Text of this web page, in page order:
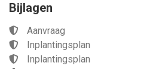
Bijlagen
Aanvraag
Inplantingsplan
Inplantingsplan